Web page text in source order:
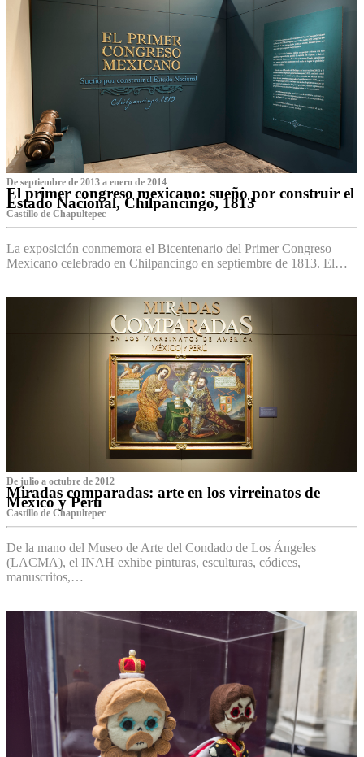
De septiembre de 2013 a enero de 2014
El primer congreso mexicano: sueño por construir el
Estado Nacional, Chilpancingo, 1813
Castillo de Chapultepec
La exposición conmemora el Bicentenario del Primer Congreso
Mexicano celebrado en Chilpancingo en septiembre de 1813. El…
De julio a octubre de 2012
Miradas comparadas: arte en los virreinatos de
México y Perú
Castillo de Chapultepec
De la mano del Museo de Arte del Condado de Los Ángeles
(LACMA), el INAH exhibe pinturas, esculturas, códices,
manuscritos,…